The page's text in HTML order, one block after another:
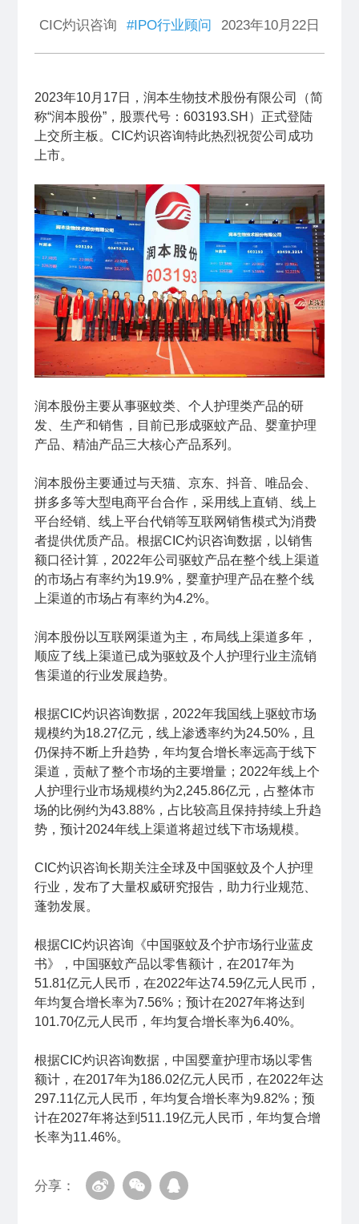
CIC灼识咨询 #IPO行业顾问 2023年10月22日
2023年10月17日，润本生物技术股份有限公司（简
称“润本股份”，股票代号：603193.SH）正式登陆
上交所主板。CIC灼识咨询特此热烈祝贺公司成功
上市。
润本股份主要从事驱蚊类、个人护理类产品的研
发、生产和销售，目前已形成驱蚊产品、婴童护理
产品、精油产品三大核心产品系列。
润本股份主要通过与天猫、京东、抖音、唯品会、
拼多多等大型电商平台合作，采用线上直销、线上
平台经销、线上平台代销等互联网销售模式为消费
者提供优质产品。根据CIC灼识咨询数据，以销售
额口径计算，2022年公司驱蚊产品在整个线上渠道
的市场占有率约为19.9%，婴童护理产品在整个线
上渠道的市场占有率约为4.2%。
润本股份以互联网渠道为主，布局线上渠道多年，
顺应了线上渠道已成为驱蚊及个人护理行业主流销
售渠道的行业发展趋势。
根据CIC灼识咨询数据，2022年我国线上驱蚊市场
规模约为18.27亿元，线上渗透率约为24.50%，且
仍保持不断上升趋势，年均复合增长率远高于线下
渠道，贡献了整个市场的主要增量；2022年线上个
人护理行业市场规模约为2,245.86亿元，占整体市
场的比例约为43.88%，占比较高且保持持续上升趋
势，预计2024年线上渠道将超过线下市场规模。
CIC灼识咨询长期关注全球及中国驱蚊及个人护理
行业，发布了大量权威研究报告，助力行业规范、
蓬勃发展。
根据CIC灼识咨询《中国驱蚊及个护市场行业蓝皮
书》，中国驱蚊产品以零售额计，在2017年为
51.81亿元人民币，在2022年达74.59亿元人民币，
年均复合增长率为7.56%；预计在2027年将达到
101.70亿元人民币，年均复合增长率为6.40%。
根据CIC灼识咨询数据，中国婴童护理市场以零售
额计，在2017年为186.02亿元人民币，在2022年达
297.11亿元人民币，年均复合增长率为9.82%；预
计在2027年将达到511.19亿元人民币，年均复合增
长率为11.46%。
分享：